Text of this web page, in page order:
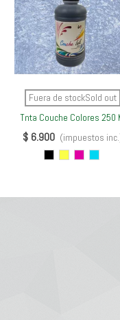
Ver Más
Fuera de stockSold out
Tnta Couche Colores 250
$ 6.900 (impuestos
NegroAmarillo
Magenta
Cyan